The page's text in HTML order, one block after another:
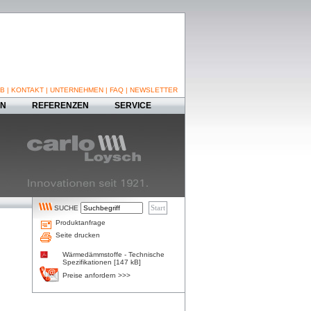
| KONTAKT | UNTERNEHMEN | FAQ | NEWSLETTER
REFERENZEN SERVICE
SUCHE
Produktanfrage
Seite drucken
Wärmedämmstoffe - Technische
Spezifikationen [147 kB]
Preise anfordern >>>